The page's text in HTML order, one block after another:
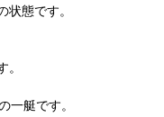
状態です。
。
一艇です。